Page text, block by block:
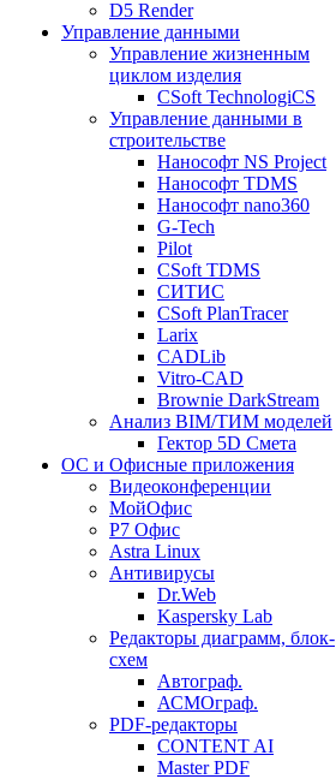
D5 Render
Управление данными
Управление жизненным
циклом изделия
CSoft TechnologiCS
Управление данными в
строительстве
Нанософт NS Project
Нанософт TDMS
Нанософт nano360
G-Tech
Pilot
CSoft TDMS
СИТИС
CSoft PlanTracer
Larix
CADLib
Vitro-CAD
Brownie DarkStream
Анализ BIM/ТИМ моделей
Гектор 5D Смета
ОС и Офисные приложения
Видеоконференции
МойОфис
P7 Офис
Astra Linux
Антивирусы
Dr.Web
Kaspersky Lab
Редакторы диаграмм, блок-
схем
Автограф.
АСМОграф.
PDF-редакторы
CONTENT AI
Master PDF